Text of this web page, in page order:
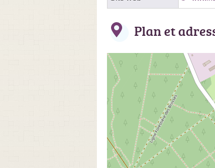
Plan et